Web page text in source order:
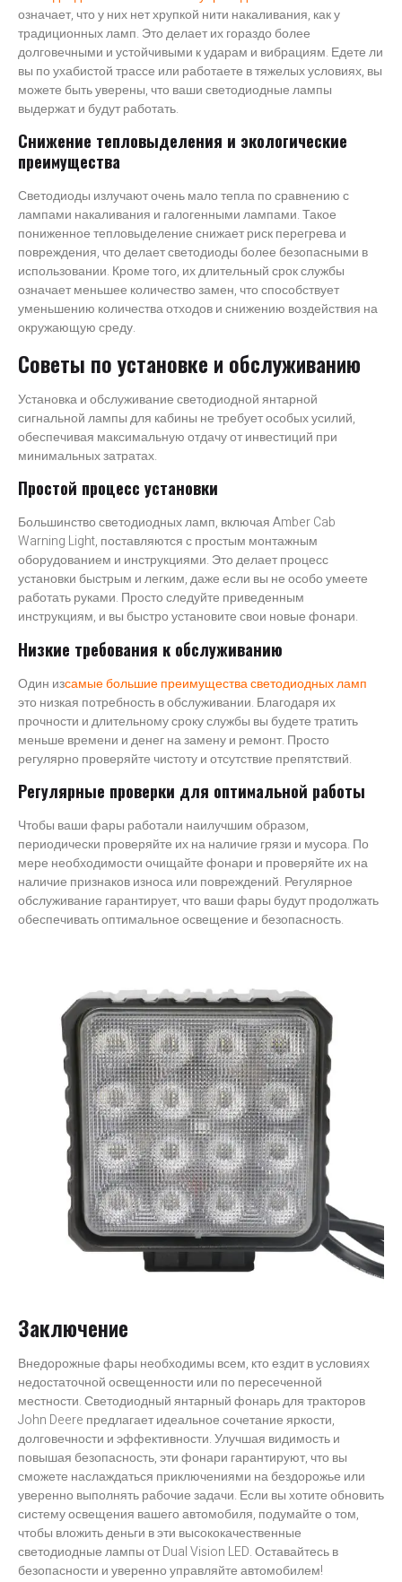
означает, что у них нет хрупкой нити накаливания, как у
традиционных ламп. Это делает их гораздо более
долговечными и устойчивыми к ударам и вибрациям. Едете ли
вы по ухабистой трассе или работаете в тяжелых условиях, вы
можете быть уверены, что ваши светодиодные лампы
выдержат и будут работать.
Снижение тепловыделения и экологические
преимущества
Светодиоды излучают очень мало тепла по сравнению с
лампами накаливания и галогенными лампами. Такое
пониженное тепловыделение снижает риск перегрева и
повреждения, что делает светодиоды более безопасными в
использовании. Кроме того, их длительный срок службы
означает меньшее количество замен, что способствует
уменьшению количества отходов и снижению воздействия на
окружающую среду.
Советы по установке и обслуживанию
Установка и обслуживание светодиодной янтарной
сигнальной лампы для кабины не требует особых усилий,
обеспечивая максимальную отдачу от инвестиций при
минимальных затратах.
Простой процесс установки
Большинство светодиодных ламп, включая Amber Cab
Warning Light, поставляются с простым монтажным
оборудованием и инструкциями. Это делает процесс
установки быстрым и легким, даже если вы не особо умеете
работать руками. Просто следуйте приведенным
инструкциям, и вы быстро установите свои новые фонари.
Низкие требования к обслуживанию
Один изсамые большие преимущества светодиодных ламп
это низкая потребность в обслуживании. Благодаря их
прочности и длительному сроку службы вы будете тратить
меньше времени и денег на замену и ремонт. Просто
регулярно проверяйте чистоту и отсутствие препятствий.
Регулярные проверки для оптимальной работы
Чтобы ваши фары работали наилучшим образом,
периодически проверяйте их на наличие грязи и мусора. По
мере необходимости очищайте фонари и проверяйте их на
наличие признаков износа или повреждений. Регулярное
обслуживание гарантирует, что ваши фары будут продолжать
обеспечивать оптимальное освещение и безопасность.
Заключение
Внедорожные фары необходимы всем, кто ездит в условиях
недостаточной освещенности или по пересеченной
местности. Светодиодный янтарный фонарь для тракторов
John Deere предлагает идеальное сочетание яркости,
долговечности и эффективности. Улучшая видимость и
повышая безопасность, эти фонари гарантируют, что вы
сможете наслаждаться приключениями на бездорожье или
уверенно выполнять рабочие задачи. Если вы хотите обновить
систему освещения вашего автомобиля, подумайте о том,
чтобы вложить деньги в эти высококачественные
светодиодные лампы от Dual Vision LED. Оставайтесь в
безопасности и уверенно управляйте автомобилем!